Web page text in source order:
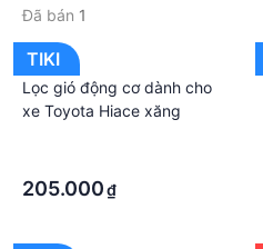
Đã bán 1
TIKI
Lọc gió động cơ dành cho
xe Toyota Hiace xăng
205.000₫